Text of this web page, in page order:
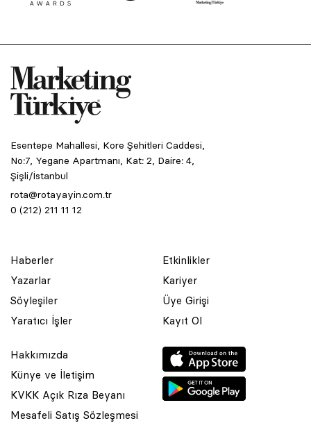
Esentepe Mahallesi, Kore Şehitleri Caddesi,
No:7, Yegane Apartmanı, Kat: 2, Daire: 4,
Şişli/İstanbul
rota@rotayayin.com.tr
0 (212) 211 11 12
Haberler
Yazarlar
Söyleşiler
Yaratıcı İşler
Etkinlikler
Kariyer
Üye Girişi
Kayıt Ol
Hakkımızda
Künye ve İletişim
KVKK Açık Rıza Beyanı
Mesafeli Satış Sözleşmesi